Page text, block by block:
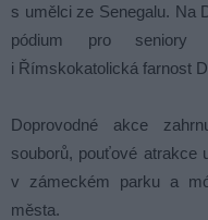
s umělci ze Senegalu. Na
pódium pro seniory
i Římskokatolická farnost
Doprovodné akce
souborů, pouťové atrakce
v zámeckém parku a
města.